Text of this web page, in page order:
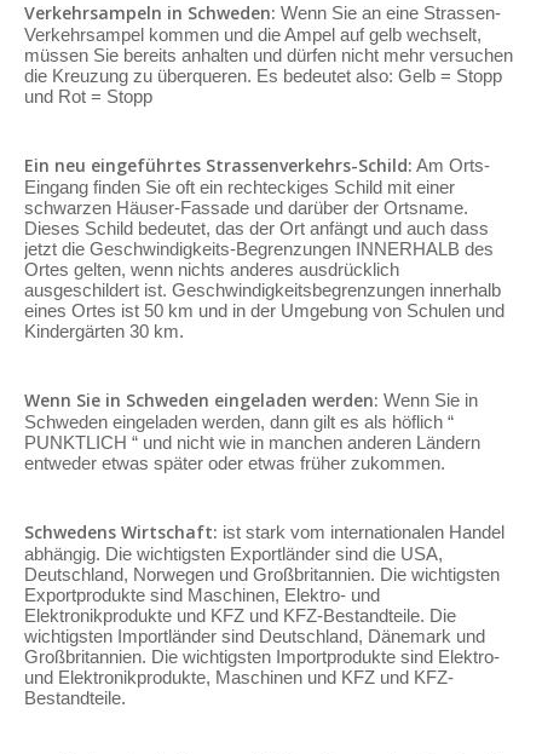
Verkehrsampeln in Schweden: Wenn Sie an eine Strassen-
Verkehrsampel kommen und die Ampel auf gelb wechselt,
müssen Sie bereits anhalten und dürfen nicht mehr versuchen
die Kreuzung zu überqueren. Es bedeutet also: Gelb = Stopp
und Rot = Stopp
Ein neu eingeführtes Strassenverkehrs-Schild: Am Orts-
Eingang finden Sie oft ein rechteckiges Schild mit einer
schwarzen Häuser-Fassade und darüber der Ortsname.
Dieses Schild bedeutet, das der Ort anfängt und auch dass
jetzt die Geschwindigkeits-Begrenzungen INNERHALB des
Ortes gelten, wenn nichts anderes ausdrücklich
ausgeschildert ist. Geschwindigkeitsbegrenzungen innerhalb
eines Ortes ist 50 km und in der Umgebung von Schulen und
Kindergärten 30 km.
Wenn Sie in Schweden eingeladen werden: Wenn Sie in
Schweden eingeladen werden, dann gilt es als höflich “
PUNKTLICH “ und nicht wie in manchen anderen Ländern
entweder etwas später oder etwas früher zukommen.
Schwedens Wirtschaft: ist stark vom internationalen Handel
abhängig. Die wichtigsten Exportländer sind die USA,
Deutschland, Norwegen und Großbritannien. Die wichtigsten
Exportprodukte sind Maschinen, Elektro- und
Elektronikprodukte und KFZ und KFZ-Bestandteile. Die
wichtigsten Importländer sind Deutschland, Dänemark und
Großbritannien. Die wichtigsten Importprodukte sind Elektro-
und Elektronikprodukte, Maschinen und KFZ und KFZ-
Bestandteile.